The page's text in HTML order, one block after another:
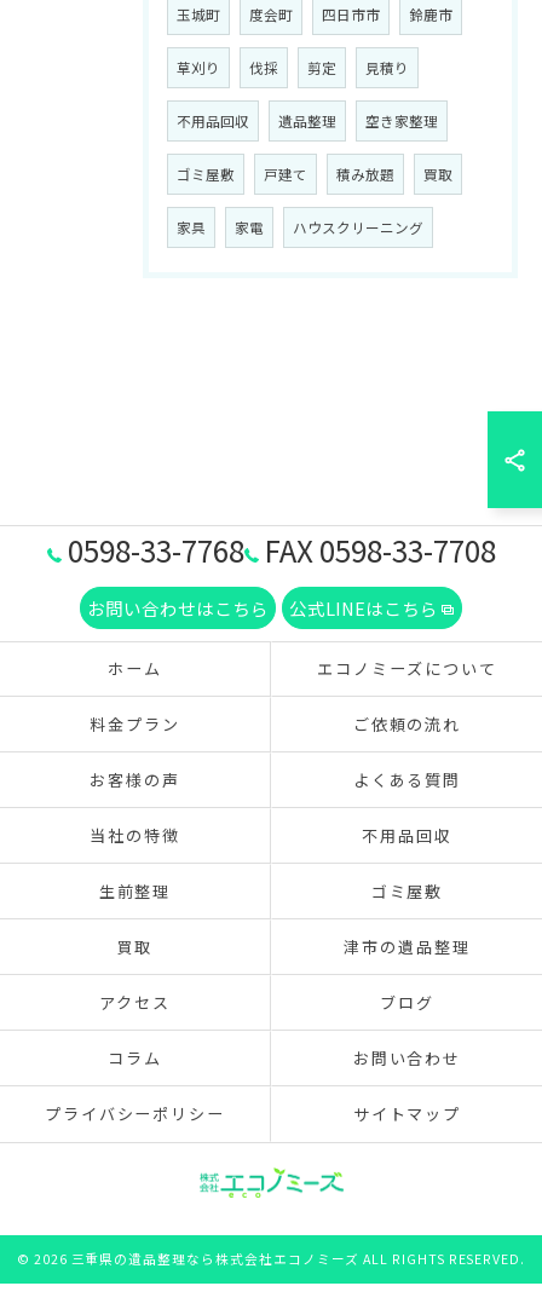
玉城町 度会町 四日市市 鈴鹿市
草刈り 伐採 剪定 見積り
不用品回収 遺品整理 空き家整理
ゴミ屋敷 戸建て 積み放題 買取
家具 家電 ハウスクリーニング
0598-33-7768 FAX 0598-33-7708
お問い合わせはこちら 公式LINEはこちら
ホーム エコノミーズについて
料金プラン ご依頼の流れ
お客様の声 よくある質問
当社の特徴 不用品回収
生前整理 ゴミ屋敷
買取 津市の遺品整理
アクセス ブログ
コラム お問い合わせ
プライバシーポリシー サイトマップ
© 2026 三重県の遺品整理なら株式会社エコノミーズ ALL RIGHTS RESERVED.